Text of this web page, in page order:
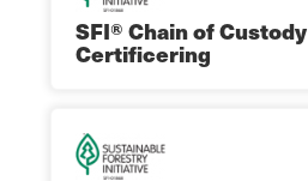
SFI® Chain of Custody
Certificering